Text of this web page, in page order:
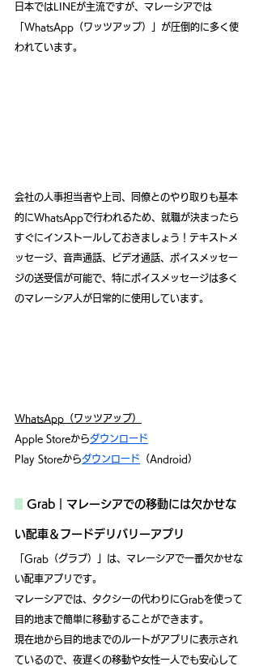
日本ではLINEが主流ですが、マレーシアでは
「WhatsApp（ワッツアップ）」が圧倒的に多く使
われています。
会社の人事担当者や上司、同僚とのやり取りも基本
的にWhatsAppで行われるため、就職が決まったら
すぐにインストールしておきましょう！テキストメ
ッセージ、音声通話、ビデオ通話、ボイスメッセー
ジの送受信が可能で、特にボイスメッセージは多く
のマレーシア人が日常的に使用しています。
WhatsApp（ワッツアップ）
Apple Storeからダウンロード
Play Storeからダウンロード （Android）
Grab｜マレーシアでの移動には欠かせな
い配車＆フードデリバリーアプリ
「Grab（グラブ）」は、マレーシアで一番欠かせな
い配車アプリです。
マレーシアでは、タクシーの代わりにGrabを使って
目的地まで簡単に移動することができます。
現在地から目的地までのルートがアプリに表示され
ているので、夜遅くの移動や女性一人でも安心して